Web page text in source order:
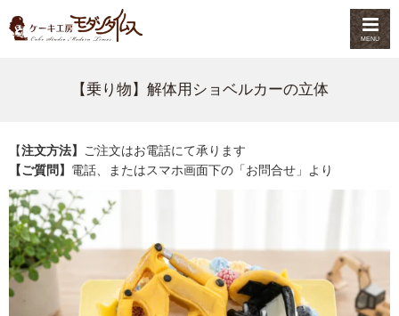
MENU
【乗り物】解体用ショベルカーの立体
【注文方法】
ご注文はお電話にて承ります
【ご質問】 電話、またはスマホ画面下の「お問合せ」より